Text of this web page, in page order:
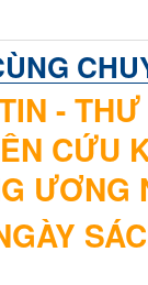
-
CỨU
ƯƠNG